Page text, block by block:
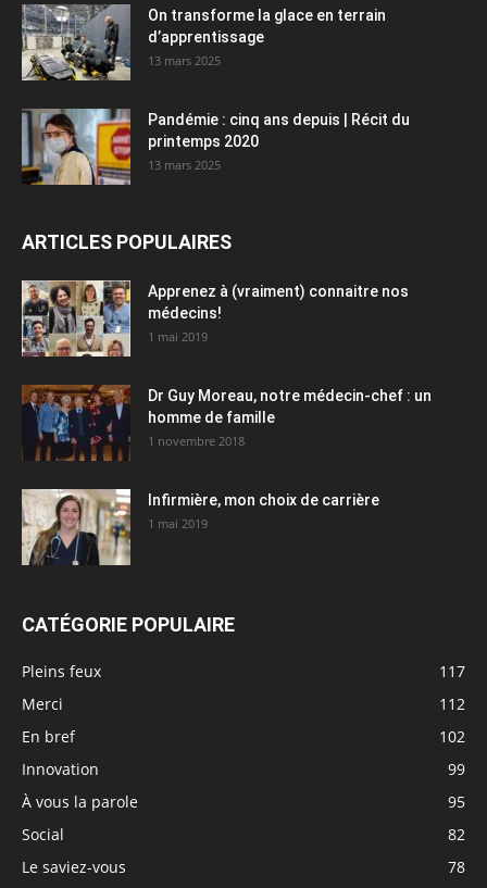
On transforme la glace en terrain
d’apprentissage
13 mars 2025
Pandémie : cinq ans depuis | Récit du
printemps 2020
13 mars 2025
ARTICLES POPULAIRES
Apprenez à (vraiment) connaitre nos
médecins!
1 mai 2019
Dr Guy Moreau, notre médecin-chef : un
homme de famille
1 novembre 2018
Infirmière, mon choix de carrière
1 mai 2019
CATÉGORIE POPULAIRE
Pleins feux
117
Merci
112
En bref
102
Innovation
99
À vous la parole
95
Social
82
Le saviez-vous
78